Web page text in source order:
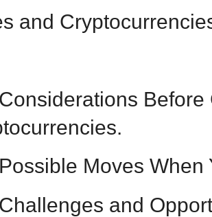
and
Moves
and